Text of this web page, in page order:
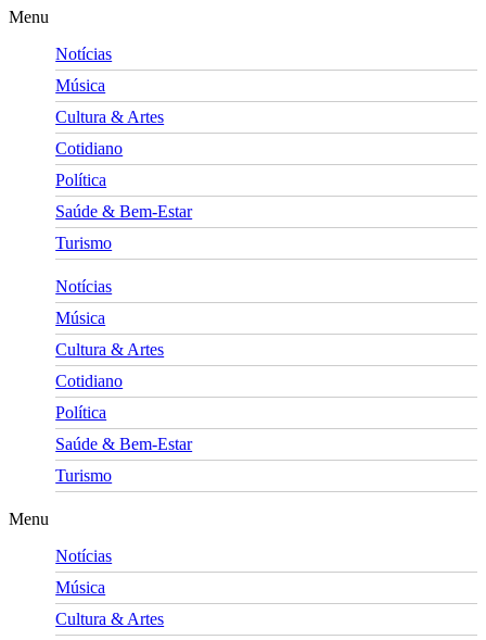
Menu
Notícias
Música
Cultura & Artes
Cotidiano
Política
Saúde & Bem-Estar
Turismo
Notícias
Música
Cultura & Artes
Cotidiano
Política
Saúde & Bem-Estar
Turismo
Menu
Notícias
Música
Cultura & Artes